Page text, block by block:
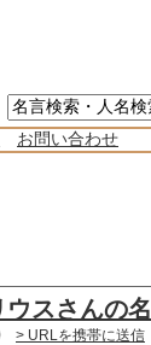
お問い合わせ
スさんの
> URLを携帯に送信